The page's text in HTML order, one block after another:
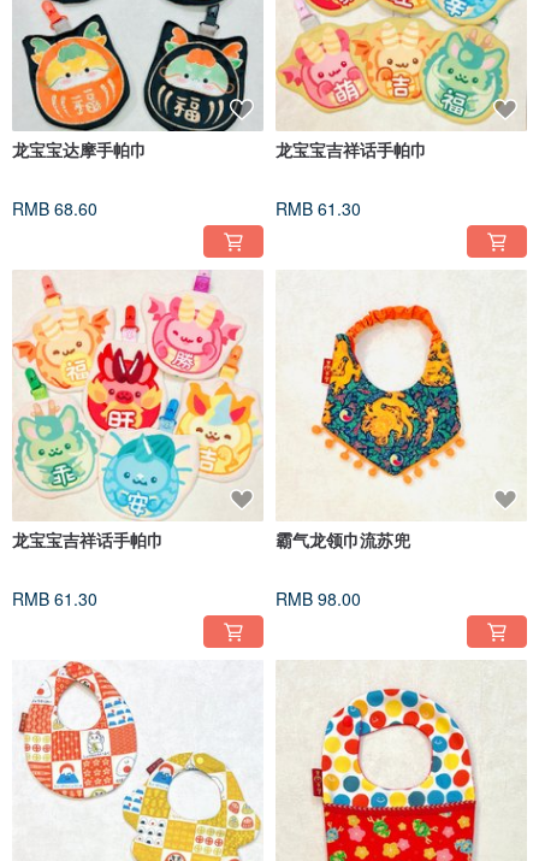
龙宝宝达摩手帕巾
RMB 68.60
龙宝宝吉祥话手帕巾
RMB 61.30
龙宝宝吉祥话手帕巾
RMB 61.30
霸气龙领巾流苏兜
RMB 98.00